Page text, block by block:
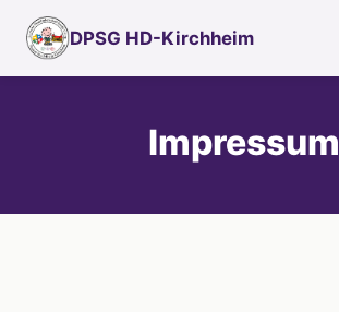
DPSG HD-Kirchheim
Impressum